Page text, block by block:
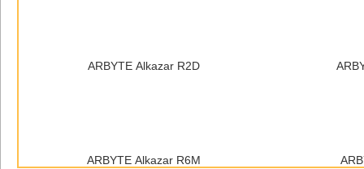
ARBYTE Alkazar R2D
ARBYTE Alkazar R6M